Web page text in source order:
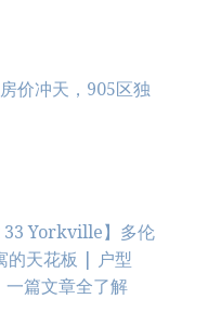
价冲天，905区独
33 Yorkville】多伦
的天花板 | 户型
一篇文章全了解